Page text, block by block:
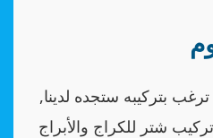
بتركيبه ستجده لدينا,
شتر للكراج والأبراج